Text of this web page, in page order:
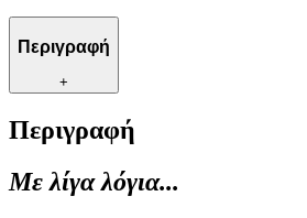
Περιγραφή
+
Περιγραφή
Με λίγα λόγια...